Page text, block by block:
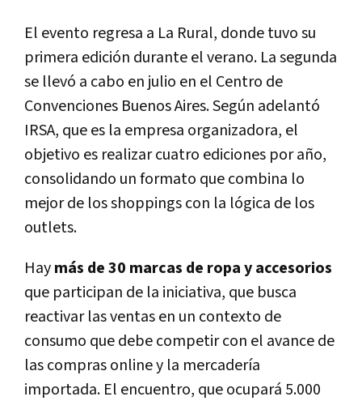
El evento regresa a La Rural, donde tuvo su
primera edición durante el verano. La segunda
se llevó a cabo en julio en el Centro de
Convenciones Buenos Aires. Según adelantó
IRSA, que es la empresa organizadora, el
objetivo es realizar cuatro ediciones por año,
consolidando un formato que combina lo
mejor de los shoppings con la lógica de los
outlets.
Haymás de 30 marcas de ropa y accesorios
que participan de la iniciativa, que busca
reactivar las ventas en un contexto de
consumo que debe competir con el avance de
las compras online y la mercadería
importada. El encuentro, que ocupará 5.000